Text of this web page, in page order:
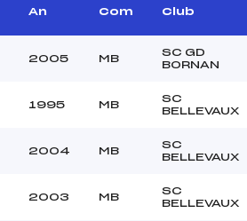
Altitude arrivée :
MANCHE 2
Heure de départ :
Ouvreurs A :
An Com Club
2005 MB
SC GD
BORNAN
1995 MB
SC
BELLEVAUX
2004 MB
SC
BELLEVAUX
2003 MB
SC
BELLEVAUX